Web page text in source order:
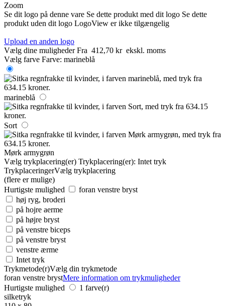
Zoom
Se dit logo på denne vare Se dette produkt med dit logo Se dette
produkt uden dit logo LogoView er ikke tilgængelig
Upload en anden logo
Vælg dine muligheder Fra 412,70 kr ekskl. moms
Vælg farve Farve: marineblå
marineblå
Sort
Mørk armygrøn
Vælg trykplacering(er) Trykplacering(er): Intet tryk
TrykplaceringerVælg trykplacering
(flere er mulige)
Hurtigste mulighed
foran venstre bryst
høj ryg, broderi
på hojre aerme
på højre bryst
på venstre biceps
på venstre bryst
venstre ærme
Intet tryk
Trykmetode(r)Vælg din trykmetode
foran venstre brystMere information om trykmuligheder
Hurtigste mulighed
1 farve(r)
silketryk